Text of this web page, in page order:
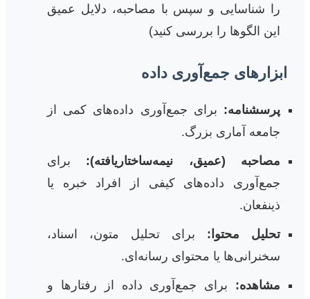
را شناسایی و سپس با مصاحبه، دلایل عمیق
این الگوها را بررسی کنید)
ابزارهای جمع‌آوری داده
پرسشنامه: برای جمع‌آوری داده‌های کمی از
جامعه آماری بزرگ.
مصاحبه (عمیق، نیمه‌ساختاریافته): برای
جمع‌آوری داده‌های کیفی از افراد خبره یا
ذینفعان.
تحلیل محتوا: برای تحلیل متون، اسناد،
سخنرانی‌ها یا محتوای رسانه‌ای.
مشاهده: برای جمع‌آوری داده از رفتارها و